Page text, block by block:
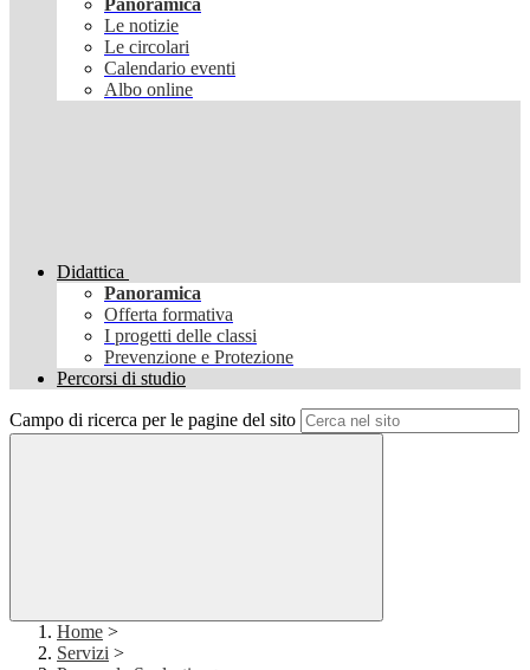
Panoramica
Le notizie
Le circolari
Calendario eventi
Albo online
Didattica
Panoramica
Offerta formativa
I progetti delle classi
Prevenzione e Protezione
Percorsi di studio
Campo di ricerca per le pagine del sito
Home >
Servizi >